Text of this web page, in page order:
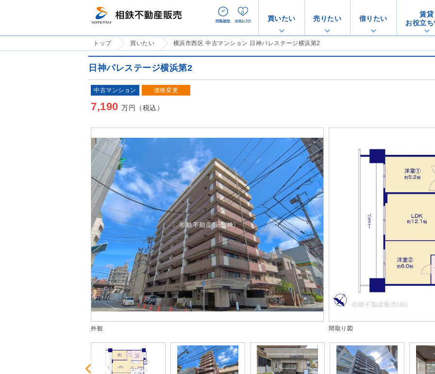
買いたい 売りたい 借りたい
賃貸
お役立
0
トップ 買いたい 横浜市西区 中古マンション 日神パレステージ横浜第2
日神パレステージ横浜第2
中古マンション 価格変更
7,190万円（税込）
外観 間取り図